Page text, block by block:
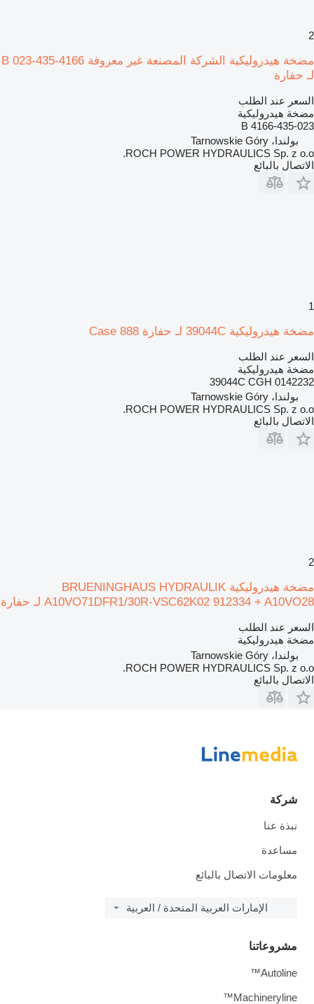
2
مضخة هيدروليكية الشركة المصنعة غير معروفة 4166-435-023 B
لـ حفارة
السعر عند الطلب
مضخة هيدروليكية
4166-435-023 B
بولندا، Tarnowskie Góry
ROCH POWER HYDRAULICS Sp. z o.o.
الاتصال بالبائع
1
مضخة هيدروليكية 39044C لـ حفارة Case 888
السعر عند الطلب
مضخة هيدروليكية
39044C CGH 0142232
بولندا، Tarnowskie Góry
ROCH POWER HYDRAULICS Sp. z o.o.
الاتصال بالبائع
2
مضخة هيدروليكية BRUENINGHAUS HYDRAULIK
A10VO71DFR1/30R-VSC62K02 912334 + A10VO28 لـ حفارة
السعر عند الطلب
مضخة هيدروليكية
بولندا، Tarnowskie Góry
ROCH POWER HYDRAULICS Sp. z o.o.
الاتصال بالبائع
شركة
نبذة عنا
مساعدة
معلومات الاتصال بالبائع
الإمارات العربية المتحدة / العربية
مشروعاتنا
Autoline™
Machineryline™